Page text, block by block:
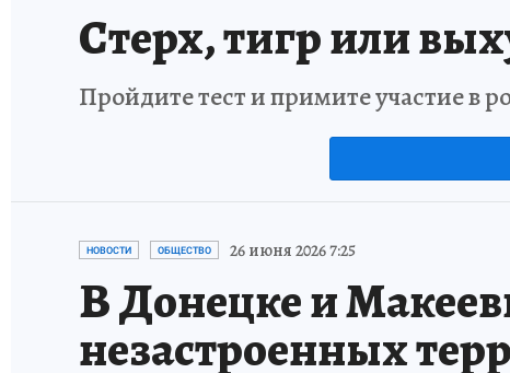
Стерх, тигр или
Пройдите тест и примите участие в
НОВОСТИ ОБЩЕСТВО 26 июня 2026 7:25
В Донецке и
незастроенных